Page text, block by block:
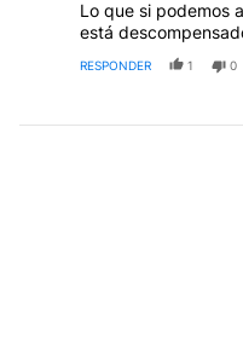
Lo que si podemos
está
RESPONDER 1 0